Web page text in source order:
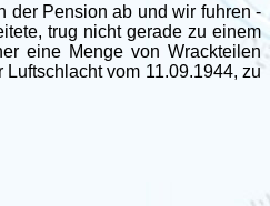
der Pension ab und wir fuhren -
trug nicht gerade zu einem
eine Menge von Wrackteilen
vom 11.09.1944, zu